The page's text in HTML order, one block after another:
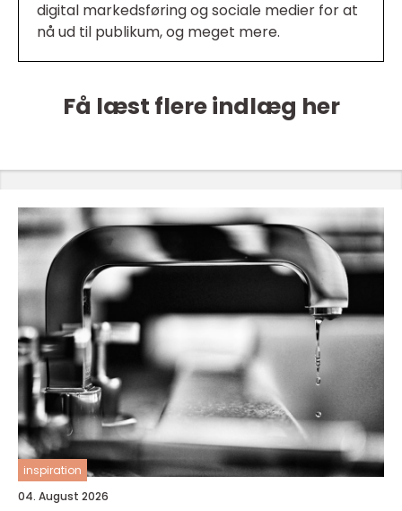
digital markedsføring og sociale medier for at
nå ud til publikum, og meget mere.
Få læst flere indlæg her
inspiration
04. August 2026